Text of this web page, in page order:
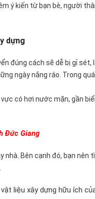
ý kiến từ bạn bè, người
dựng
đúng cách sẽ dễ bị gỉ
ngày nắng ráo. Trong
có hơi nước mặn, gần
Đức Giang
nhà. Bên cạnh đó, bạn
liệu xây dựng hữu ích